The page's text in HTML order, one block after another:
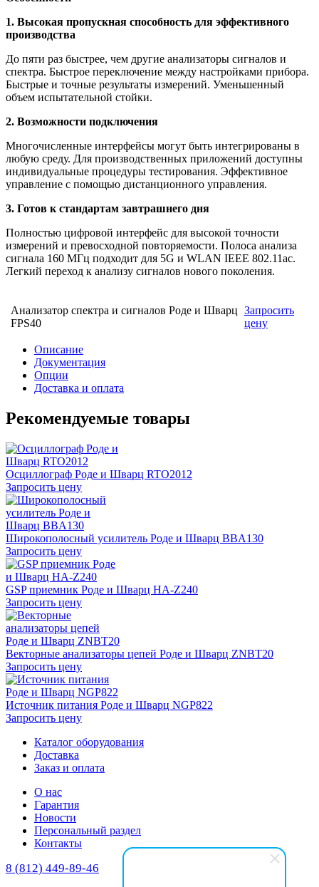
1. Высокая пропускная способность для эффективного
производства
До пяти раз быстрее, чем другие анализаторы сигналов и
спектра. Быстрое переключение между настройками прибора.
Быстрые и точные результаты измерений. Уменьшенный
объем испытательной стойки.
2. Возможности подключения
Многочисленные интерфейсы могут быть интегрированы в
любую среду. Для производственных приложений доступны
индивидуальные процедуры тестирования. Эффективное
управление с помощью дистанционного управления.
3. Готов к стандартам завтрашнего дня
Полностью цифровой интерфейс для высокой точности
измерений и превосходной повторяемости. Полоса анализа
сигнала 160 МГц подходит для 5G и WLAN IEEE 802.11ac.
Легкий переход к анализу сигналов нового поколения.
Анализатор спектра и сигналов Роде и Шварц
FPS40
Запросить
цену
Описание
Документация
Опции
Доставка и оплата
Рекомендуемые товары
Осциллограф Роде и Шварц RTO2012
Запросить цену
Широкополосный усилитель Роде и Шварц BBA130
Запросить цену
GSP приемник Роде и Шварц HA-Z240
Запросить цену
Векторные анализаторы цепей Роде и Шварц ZNBT20
Запросить цену
Источник питания Роде и Шварц NGP822
Запросить цену
Каталог оборудования
Доставка
Заказ и оплата
О нас
Гарантия
Новости
Персональный раздел
Контакты
8 (812) 449-89-46